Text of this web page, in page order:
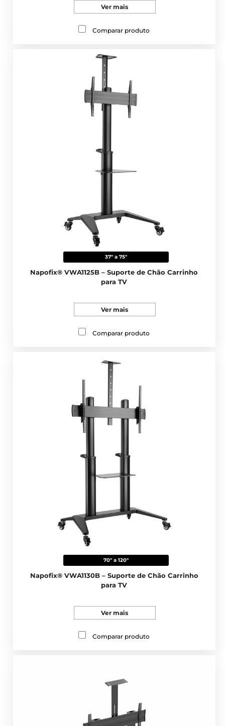
Ver mais
Comparar produto
37" a 75"
Napofix® VWA1125B – Suporte de Chão Carrinho
para TV
Ver mais
Comparar produto
70" a 120"
Napofix® VWA1130B – Suporte de Chão Carrinho
para TV
Ver mais
Comparar produto